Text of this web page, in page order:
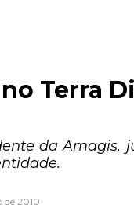
Terra
da Amagis,
de 2010